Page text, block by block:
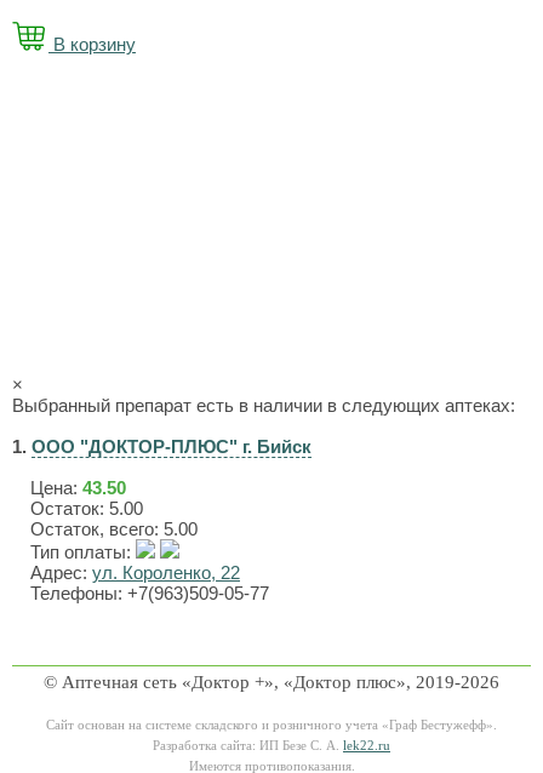
В корзину
×
Выбранный препарат есть в наличии в следующих аптеках:
1. ООО "ДОКТОР-ПЛЮС" г. Бийск
Цена: 43.50
Остаток: 5.00
Остаток, всего: 5.00
Тип оплаты:
Адрес: ул. Короленко, 22
Телефоны: +7(963)509-05-77
© Аптечная сеть «Доктор +», «Доктор плюс», 2019-2026
Сайт основан на системе складского и розничного учета «Граф Бестужефф».
Разработка сайта: ИП Безе С. А. lek22.ru
Имеются противопоказания.